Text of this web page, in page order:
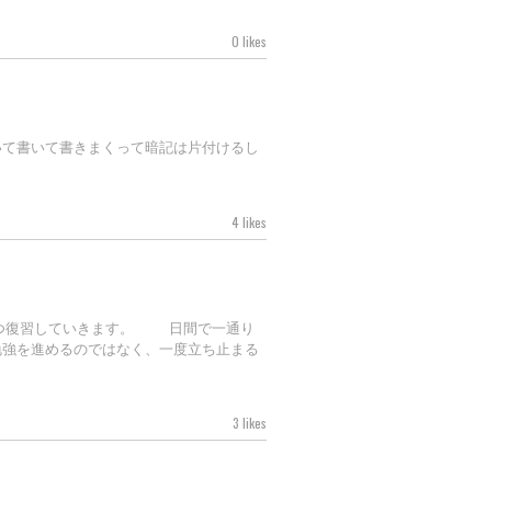
0 likes
書いて書きまくって暗記は片付けるし
4 likes
復習していきます。32日間で一通り
を進めるのではなく、一度立ち止まる
3 likes